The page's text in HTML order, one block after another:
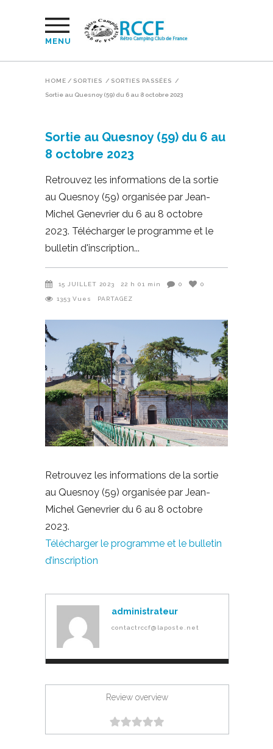
MENU
HOME / SORTIES / SORTIES PASSÉES /
Sortie au Quesnoy (59) du 6 au 8 octobre 2023
Sortie au Quesnoy (59) du 6 au
8 octobre 2023
Retrouvez les informations de la sortie
au Quesnoy (59) organisée par Jean-
Michel Genevrier du 6 au 8 octobre
2023. Télécharger le programme et le
bulletin d'inscription
15 JUILLET 2023 22 h 01 min 0 0
1353 Vues PARTAGEZ
Retrouvez les informations de la sortie
au Quesnoy (59) organisée par Jean-
Michel Genevrier du 6 au 8 octobre
2023.
Télécharger le programme et le bulletin
d’inscription
administrateur
contactrccf@laposte.net
Review overview